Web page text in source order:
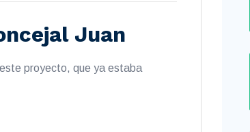
Juan
proyecto, que ya estaba